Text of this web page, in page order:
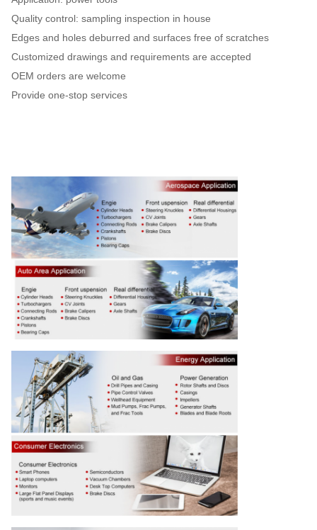
Quality control: sampling inspection in house
Edges and holes deburred and surfaces free of scratches
Customized drawings and requirements are accepted
OEM orders are welcome
Provide one-stop services